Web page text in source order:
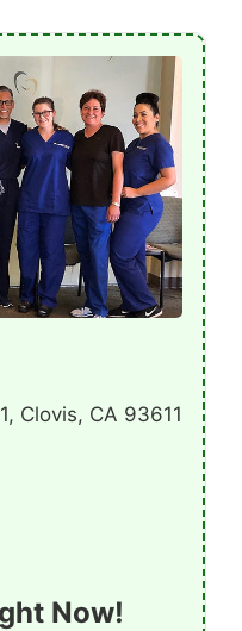
Clovis, CA 93611
Now!